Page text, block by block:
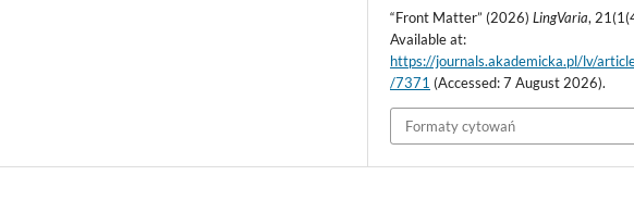
“Front Matter” (2026)LingVaria,
Available at:
https://journals.akademicka.pl/lv/
/7371 (Accessed: 7 August 2026).
Formaty cytowań